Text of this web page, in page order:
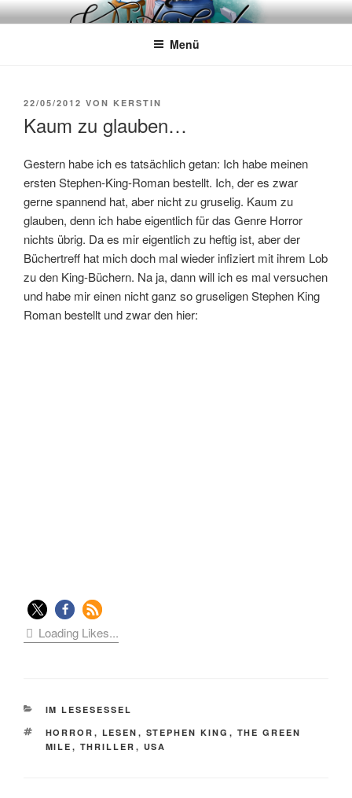
Zum
InhaltWÖRTERKATZE
Von Büchern erzählen
Menü
VERÖFFENTLICHT
22/05/2012 VON KERSTIN
Kaum zu glauben…
Gestern habe ich es tatsächlich getan: Ich habe meinen
ersten Stephen-King-Roman bestellt. Ich, der es zwar
gerne spannend hat, aber nicht zu gruselig. Kaum zu
glauben, denn ich habe eigentlich für das Genre Horror
nichts übrig. Da es mir eigentlich zu heftig ist, aber der
Büchertreff hat mich doch mal wieder infiziert mit ihrem Lob
zu den King-Büchern. Na ja, dann will ich es mal versuchen
und habe mir einen nicht ganz so gruseligen Stephen King
Roman bestellt und zwar den hier:
Loading Likes...
KATEGORIEN
IM LESESESSEL
SCHLAGWÖRTER
HORROR , LESEN , STEPHEN KING , THE GREEN
MILE , THRILLER , USA